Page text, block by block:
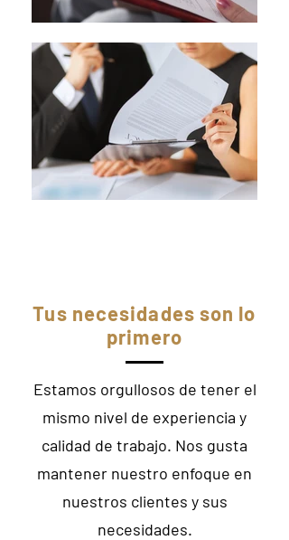
Tus necesidades son lo
primero
Estamos orgullosos de tener el
mismo nivel de experiencia y
calidad de trabajo. Nos gusta
mantener nuestro enfoque en
nuestros clientes y sus
necesidades.